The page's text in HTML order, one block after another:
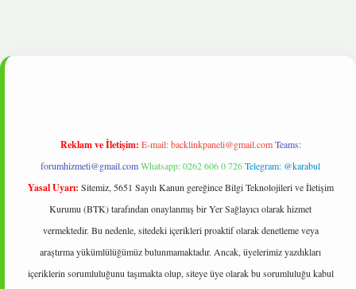
Reklam ve İletişim: E-mail:backlinkpaneli@gmail.com Teams:
forumhizmeti@gmail.comWhatsapp: 0262 606 0 726Telegram: @karabul
Yasal Uyarı: Sitemiz, 5651 Sayılı Kanun gereğince Bilgi Teknolojileri ve İletişim
Kurumu (BTK) tarafından onaylanmış bir Yer Sağlayıcı olarak hizmet
vermektedir. Bu nedenle, sitedeki içerikleri proaktif olarak denetleme veya
araştırma yükümlülüğümüz bulunmamaktadır. Ancak, üyelerimiz yazdıkları
içeriklerin sorumluluğunu taşımakta olup, siteye üye olarak bu sorumluluğu kabul